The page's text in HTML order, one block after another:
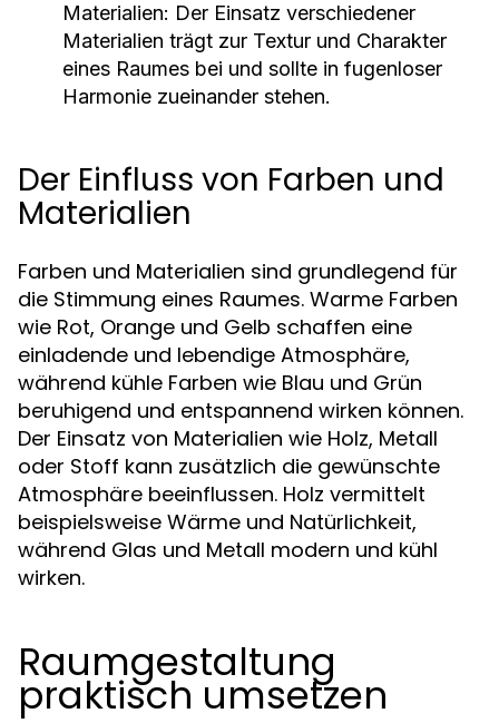
Materialien: Der Einsatz verschiedener
Materialien trägt zur Textur und Charakter
eines Raumes bei und sollte in fugenloser
Harmonie zueinander stehen.
Der Einfluss von Farben und
Materialien
Farben und Materialien sind grundlegend für
die Stimmung eines Raumes. Warme Farben
wie Rot, Orange und Gelb schaffen eine
einladende und lebendige Atmosphäre,
während kühle Farben wie Blau und Grün
beruhigend und entspannend wirken können.
Der Einsatz von Materialien wie Holz, Metall
oder Stoff kann zusätzlich die gewünschte
Atmosphäre beeinflussen. Holz vermittelt
beispielsweise Wärme und Natürlichkeit,
während Glas und Metall modern und kühl
wirken.
Raumgestaltung
praktisch umsetzen